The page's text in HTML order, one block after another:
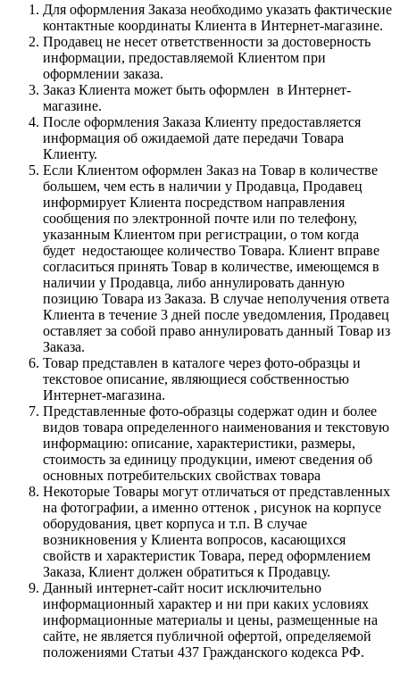
Для оформления Заказа необходимо указать фактические
контактные координаты Клиента в Интернет-магазине.
Продавец не несет ответственности за достоверность
информации, предоставляемой Клиентом при
оформлении заказа.
Заказ Клиента может быть оформлен в Интернет-
магазине.
После оформления Заказа Клиенту предоставляется
информация об ожидаемой дате передачи Товара
Клиенту.
Если Клиентом оформлен Заказ на Товар в количестве
большем, чем есть в наличии у Продавца, Продавец
информирует Клиента посредством направления
сообщения по электронной почте или по телефону,
указанным Клиентом при регистрации, о том когда
будет недостающее количество Товара. Клиент вправе
согласиться принять Товар в количестве, имеющемся в
наличии у Продавца, либо аннулировать данную
позицию Товара из Заказа. В случае неполучения ответа
Клиента в течение 3 дней после уведомления, Продавец
оставляет за собой право аннулировать данный Товар из
Заказа.
Товар представлен в каталоге через фото-образцы и
текстовое описание, являющиеся собственностью
Интернет-магазина.
Представленные фото-образцы содержат один и более
видов товара определенного наименования и текстовую
информацию: описание, характеристики, размеры,
стоимость за единицу продукции, имеют сведения об
основных потребительских свойствах товара
Некоторые Товары могут отличаться от представленных
на фотографии, а именно оттенок , рисунок на корпусе
оборудования, цвет корпуса и т.п. В случае
возникновения у Клиента вопросов, касающихся
свойств и характеристик Товара, перед оформлением
Заказа, Клиент должен обратиться к Продавцу.
Данный интернет-сайт носит исключительно
информационный характер и ни при каких условиях
информационные материалы и цены, размещенные на
сайте, не является публичной офертой, определяемой
положениями Статьи 437 Гражданского кодекса РФ.